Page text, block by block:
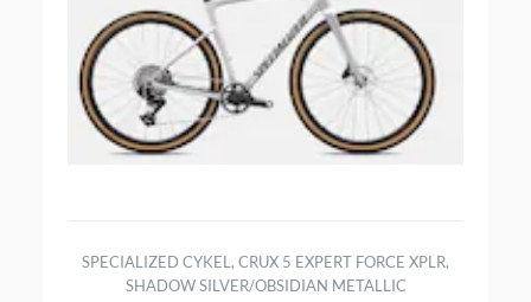
SPECIALIZED CYKEL, CRUX 5 EXPERT FORCE XPLR,
SHADOW SILVER/OBSIDIAN METALLIC